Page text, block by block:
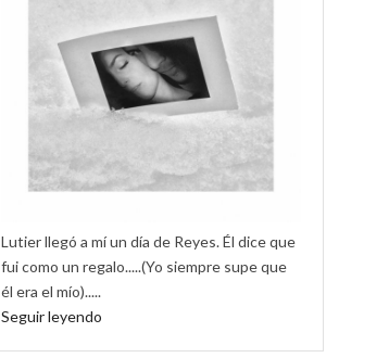
Lutier llegó a mí un día de Reyes. Él dice que
fui como un regalo.....(Yo siempre supe que
él era el mío).....
Seguir leyendo